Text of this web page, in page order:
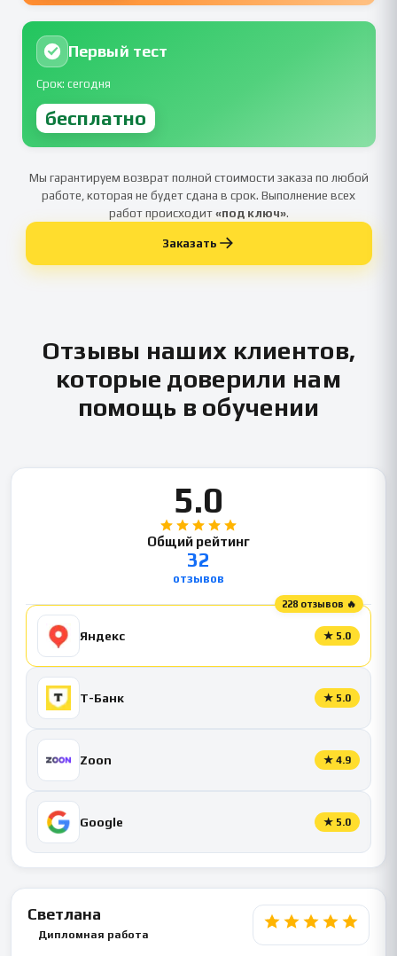
Первый тест
Срок: сегодня
бесплатно
Мы гарантируем возврат полной стоимости заказа по любой
работе, которая не будет сдана в срок. Выполнение всех
работ происходит«под ключ».
Заказать
Отзывы наших клиентов,
которые доверили нам
помощь в обучении
5.0
Общий рейтинг
32
отзывов
228 отзывов 🔥
Яндекс ★ 5.0
Т-Банк ★ 5.0
Zoon ★ 4.9
Google ★ 5.0
Светлана
Дипломная работа